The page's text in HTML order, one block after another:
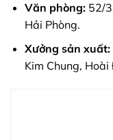
Văn phòng:52/
Hải Phòng.
Xưởng sản xuất:
Kim Chung,